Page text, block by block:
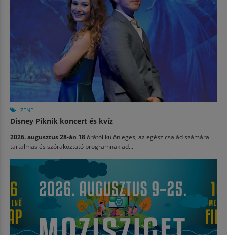
ZENE
Disney Piknik koncert és kvíz
2026. augusztus 28-án 18órától különleges, az egész család számára
tartalmas és szórakoztató programnak ad...